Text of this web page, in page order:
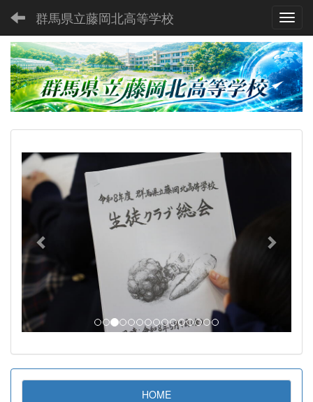
群馬県立藤岡北高等学校
p
r
e
o
u
s
n
HOME